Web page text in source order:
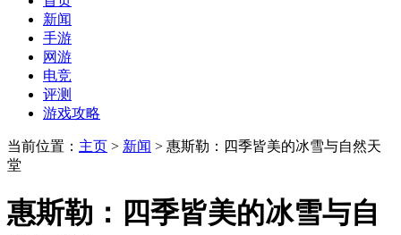
新闻
手游
网游
电竞
评测
游戏攻略
当前位置： 主页 > 新闻 > 惠斯勒：四季皆美的冰雪与自然天
堂
惠斯勒：四季皆美的冰雪与自